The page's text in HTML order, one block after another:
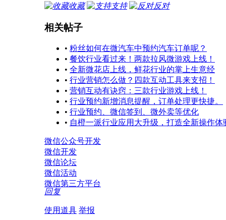
收藏
支持 反对
相关帖子
• 粉丝如何在微汽车中预约汽车订单呢？
• 餐饮行业看过来！两款拉风微游戏上线！
• 全新微花店上线，鲜花行业的掌上生意经
• 行业营销怎么做？四款互动工具来支招！
• 营销互动有诀窍：三款行业游戏上线！
• 行业预约新增消息提醒，订单处理更快捷。
• 行业预约、微信签到、微外卖等优化
• 自橙一派行业应用大升级，打造全新操作体
微信公众号开发
微信开发
微信论坛
微信活动
微信第三方平台
回复
使用道具 举报